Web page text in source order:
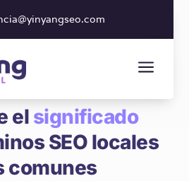
a
DE SEO LOCAL
el significado
SEO locales
comunes